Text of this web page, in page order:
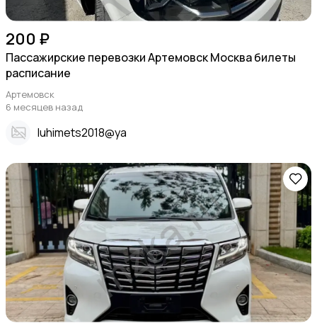
200 ₽
Пассажирские перевозки Артемовск Москва билеты
расписание
Артемовск
6 месяцев назад
Iuhimets2018@ya